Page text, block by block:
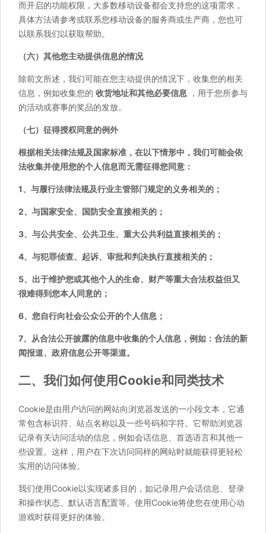
而开启的功能权限，大多数移动设备都会支持您的这项需求，
具体方法请参考或联系您移动设备的服务商或生产商，您也可
以联系我们以获取帮助。
（六）其他您主动提供信息的情况
除前文所述，我们可能在您主动提供的情况下，收集您的相关
信息，例如收集您的 收货地址和其他必要信息 ，用于您所参与
的活动或赛事的奖品的发放。
（七）征得授权同意的例外
根据相关法律法规及国家标准，在以下情形中，我们可能会依
法收集并使用您的个人信息而无需征得您同意：
1、与履行法律法规及行业主管部门规定的义务相关的；
2、与国家安全、国防安全直接相关的；
3、与公共安全、公共卫生、重大公共利益直接相关的；
4、与犯罪侦查、起诉、审批和判决执行直接相关的；
5、出于维护您或其他个人的生命、财产等重大合法权益但又
很难得到您本人同意的；
6、您自行向社会公众公开的个人信息；
7、从合法公开披露的信息中收集的个人信息，例如：合法的新
闻报道、政府信息公开等渠道。
二、我们如何使用Cookie和同类技术
Cookie是由用户访问的网站向浏览器发送的一小段文本，它通
常包含标识符、站点名称以及一些号码和字符。它帮助浏览器
记录有关访问活动的信息，例如会话信息、首选语言和其他一
些设置。这样，用户在下次访问同样的网站时就能获得更轻松
实用的访问体验。
我们使用Cookie以实现诸多目的，如记录用户会话信息、登录
和操作状态、默认语言配置等。使用Cookie将使您在使用心动
游戏时获得更好的体验。